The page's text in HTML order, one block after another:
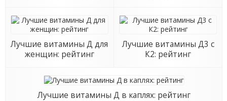
Лучшие витамины Д для
женщин: рейтинг
Лучшие витамины Д3 с
К2: рейтинг
Лучшие витамины Д в каплях: рейтинг